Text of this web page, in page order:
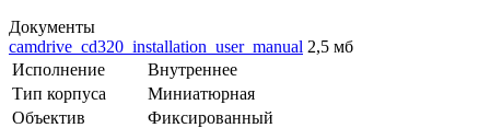
Документы
camdrive_cd320_installation_user_manual 2,5 мб
Исполнение
Внутреннее
Тип корпуса
Миниатюрная
Объектив
Фиксированный